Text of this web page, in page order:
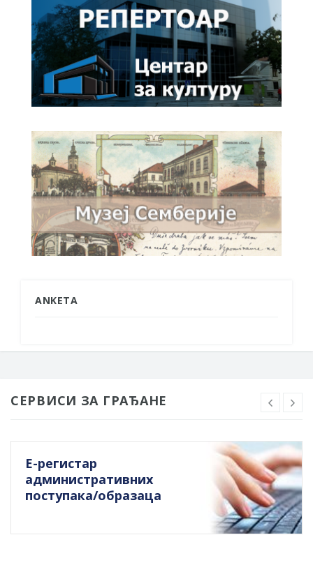
ANKETA
СЕРВИСИ ЗА ГРАЂАНЕ
Е-регистар
административних
поступака/образаца